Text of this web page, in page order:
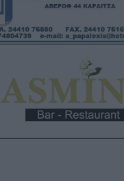
Γέφυρα και σώθηκε στα
Ευβοϊκού
2026, 19:32
Πυροσβέστες
ηλικιωμένο μετά
στη Νέα Ζωή
2026, 19:29